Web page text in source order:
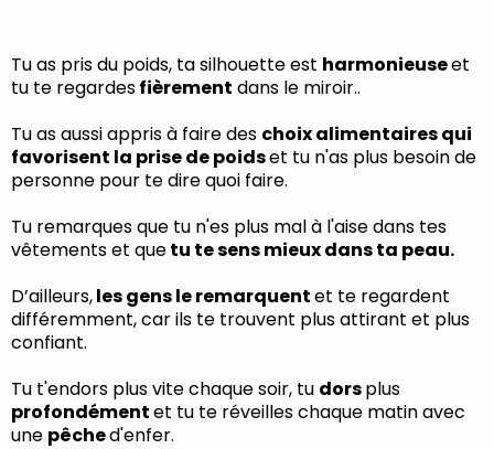
Tu as pris du poids, ta silhouette est harmonieuseet
tu te regardesfièrement dans le miroir..
Tu as aussi appris à faire des choix alimentaires qui
favorisent la prise de poidset tu n'as plus besoin de
personne pour te dire quoi faire.
Tu remarques que tu n'es plus mal à l'aise dans tes
vêtements et quetu te sens mieux dans ta peau.
D’ailleurs,les gens le remarquentet te regardent
différemment, car ils te trouvent plus attirant et plus
confiant.
Tu t'endors plus vite chaque soir, tu dorsplus
profondémentet tu te réveilles chaque matin avec
une pêched'enfer.